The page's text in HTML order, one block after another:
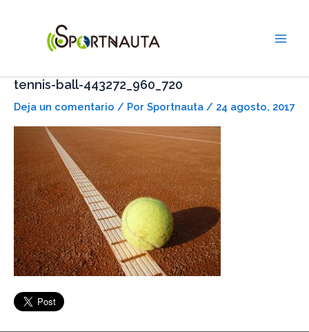
tennis-ball-443272_960_720
Deja un comentario / Por Sportnauta / 24 agosto, 2017